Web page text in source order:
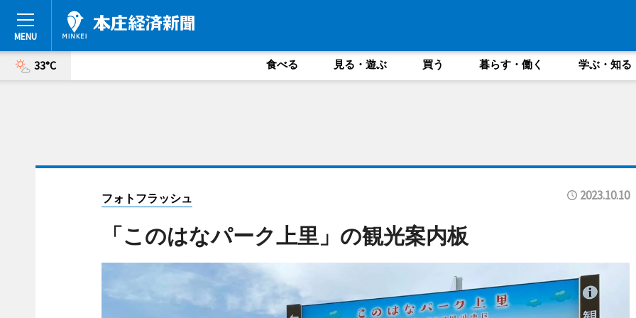
33°C 食べる 見る・遊ぶ 買う 暮らす・働く 学ぶ・知る
フォトフラッシュ 2023.10.10
「このはなパーク上里」の観光案内板